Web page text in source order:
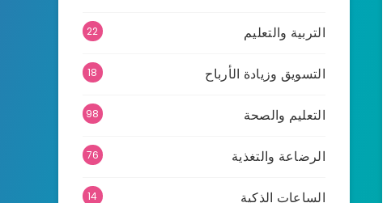
التربية والتعليم 22
التسويق وزيادة الأرباح 18
التعليم والصحة 98
الرضاعة والتغذية 76
الساعات الذكية 14